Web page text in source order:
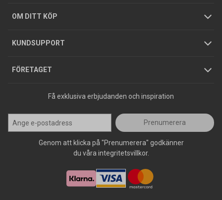
OM DITT KÖP
GDPR
KUNDSUPPORT
Köpguider
Varumärken
FÖRETAGET
Hållbarhet
Jobba hos oss
Press
Få exklusiva erbjudanden och inspiration
Prenumerera
Genom att klicka på "Prenumerera" godkänner
du våra integritetsvillkor.